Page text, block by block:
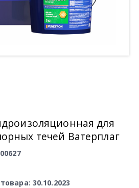
для
течей Ватерплаг
30.10.2023